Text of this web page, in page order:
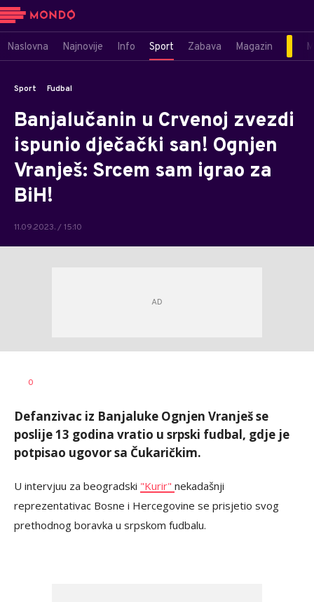
Naslovna Najnovije Info Sport Zabava Magazin
Sport Fudbal
Banjalučanin u Crvenoj zvezdi
ispunio dječački san! Ognjen
Vranješ: Srcem sam igrao za
BiH!
11.09.2023. / 15:10
AUTOR
0
Defanzivac iz Banjaluke Ognjen Vranješ se
poslije 13 godina vratio u srpski fudbal, gdje je
potpisao ugovor sa Čukaričkim.
U intervjuu za beogradski "Kurir" nekadašnji
reprezentativac Bosne i Hercegovine se prisjetio svog
prethodnog boravka u srpskom fudbalu.